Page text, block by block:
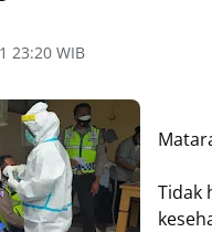
23:20 WIB
Tidak